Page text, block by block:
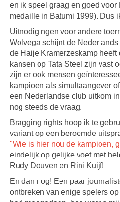
en ik speel graag en goed voor
medaille in Batumi 1999). Dus
Uitnodigingen voor andere
Wolvega schijnt de
de Haije Kramerzeskamp heeft
kansen op Tata Steel zijn vast
zijn er ook mensen
kampioen als simultaangever
een Nederlandse club uitkom
nog steeds de vraag.
Bragging rights hoop ik te
variant op een beroemde
"Wie is hier nou de kampioen,
eindelijk op gelijke voet met
Rudy Douven en Rini Kuijf!
En dan nog! Een paar
ontbreken van enige spelers